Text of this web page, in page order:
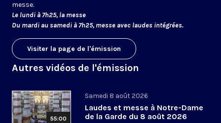
messe.
Le lundi à 7h25, la messe
Du mardi au samedi à 7h25, messe avec laudes intégrées.
Visiter la page de l'émission
Autres vidéos de l'émission
55:00
Samedi 8 août 2026
Laudes et messe à Notre-Dame
de la Garde du 8 août 2026